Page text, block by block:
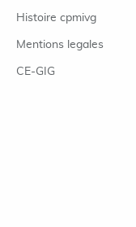
Histoire cpmivg
Mentions legales
CE-GIG